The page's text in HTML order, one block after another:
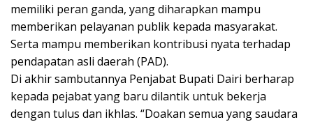
memiliki peran ganda, yang diharapkan mampu
memberikan pelayanan publik kepada masyarakat.
Serta mampu memberikan kontribusi nyata terhadap
pendapatan asli daerah (PAD).
Di akhir sambutannya Penjabat Bupati Dairi berharap
kepada pejabat yang baru dilantik untuk bekerja
dengan tulus dan ikhlas. “Doakan semua yang saudara